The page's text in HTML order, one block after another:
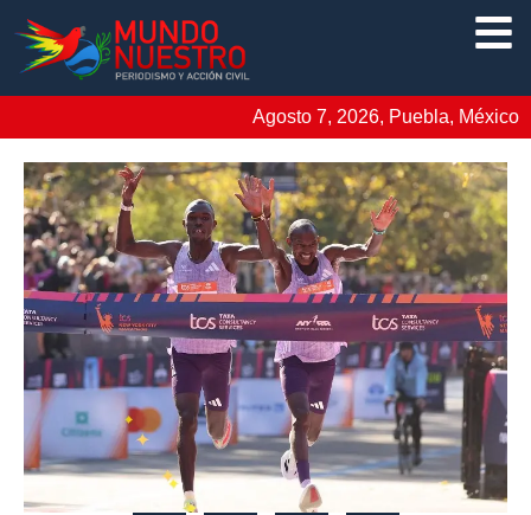
Agosto 7, 2026, Puebla, México